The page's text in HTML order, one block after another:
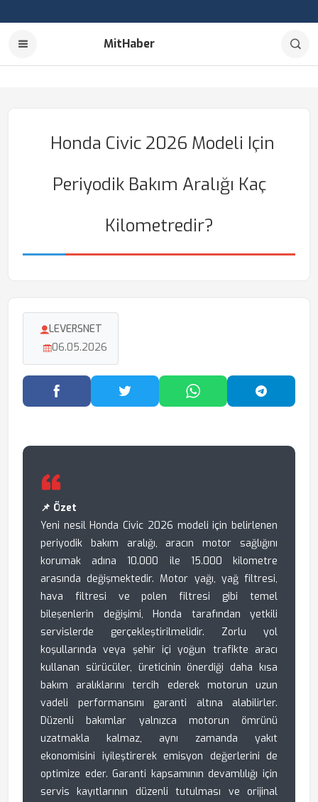
MitHaber
Honda Civic 2026 Modeli Için
Periyodik Bakım Aralığı Kaç
Kilometredir?
LEVERSNET
06.05.2026
Facebook'ta PaylaşTwitter'da PaylaşWhatsApp'ta Paylaş
📌 Özet
Yeni nesil Honda Civic 2026 modeli için belirlenen
periyodik bakım aralığı, aracın motor sağlığını
korumak adına 10.000 ile 15.000 kilometre
arasında değişmektedir. Motor yağı, yağ filtresi,
hava filtresi ve polen filtresi gibi temel
bileşenlerin değişimi, Honda tarafından yetkili
servislerde gerçekleştirilmelidir. Zorlu yol
koşullarında veya şehir içi yoğun trafikte aracı
kullanan sürücüler, üreticinin önerdiği daha kısa
bakım aralıklarını tercih ederek motorun uzun
vadeli performansını garanti altına alabilirler.
Düzenli bakımlar yalnızca motorun ömrünü
uzatmakla kalmaz, aynı zamanda yakıt
ekonomisini iyileştirerek emisyon değerlerini de
optimize eder. Garanti kapsamının devamlılığı için
servis kayıtlarının düzenli tutulması ve orijinal